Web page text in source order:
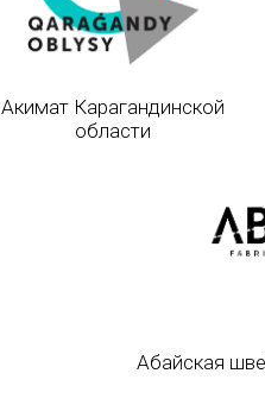
Акимат Карагандинской
области
Абайская